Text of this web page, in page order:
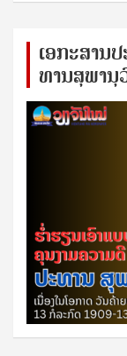
ເອ​ກະ​ສານ​
ທານ​ສຸ​ພາ​ນຸ​